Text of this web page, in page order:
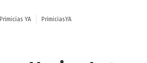
Primicias YA PrimiciasYA